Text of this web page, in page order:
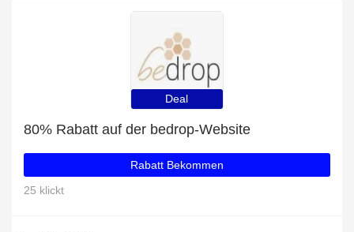
Deal
80% Rabatt auf der bedrop-Website
Rabatt Bekommen
25 klickt